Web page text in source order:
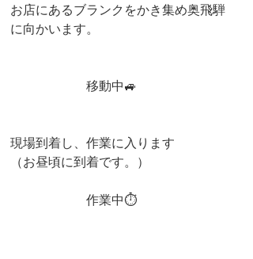
お店にあるブランクをかき集め奥飛騨
に向かいます。
移動中🚙
現場到着し、作業に入ります
（お昼頃に到着です。）
作業中⏱